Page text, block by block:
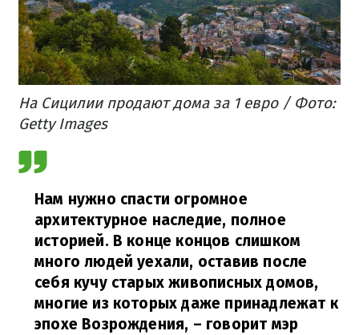
На Сицилии продают дома за 1 евро / Фото:
Getty Images
Нам нужно спасти огромное
архитектурное наследие, полное
историей. В конце концов слишком
много людей уехали, оставив после
себя кучу старых живописных домов,
многие из которых даже принадлежат к
эпохе Возрождения, – говорит мэр